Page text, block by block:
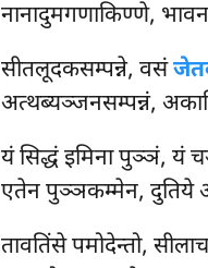
नानादुमगणाकिण्णे,
सीतलूदकसम्पन्ने, वसं
अत्थब्यञ्जनसम्पन्नं,
यं सिद्धं इमिना पुञ्ञं, यं
एतेन पुञ्ञकम्मेन, दुतिये
तावतिंसे पमोदेन्तो,